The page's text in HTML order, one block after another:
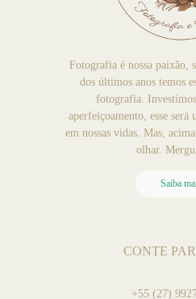
Fotografia é nossa
dos últimos anos temos
fotografia.
aperfeiçoamento, esse será
em nossas vidas. Mas,
olhar.
Saiba
CONTE
+55 (27)